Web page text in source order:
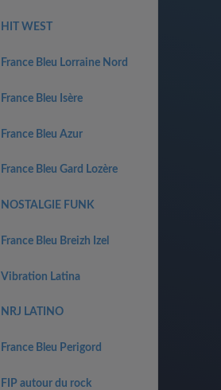
HIT WEST
France Bleu Lorraine Nord
France Bleu Isère
France Bleu Azur
France Bleu Gard Lozère
NOSTALGIE FUNK
France Bleu Breizh Izel
Vibration Latina
NRJ LATINO
France Bleu Perigord
FIP autour du rock